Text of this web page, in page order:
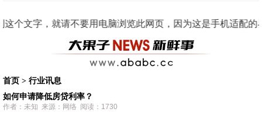
字，就请不要用电脑浏览此网页，因为这是手机适配的界面
首页 > 行业讯息
如何申请降低房贷利率？
作者：未知 来源：网络 阅读：1730